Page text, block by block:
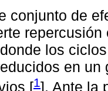
conjunto de
los
en
[1]. Ante la